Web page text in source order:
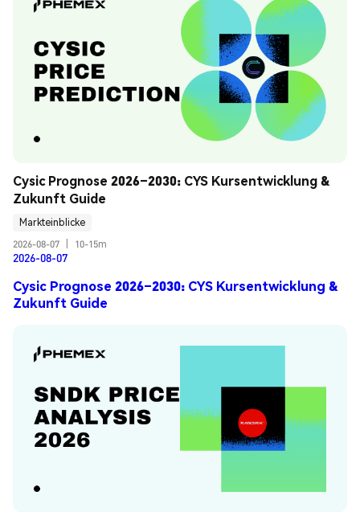
Cysic Prognose 2026–2030: CYS Kursentwicklung &
Zukunft Guide
Markteinblicke
2026-08-07
10-15m
2026-08-07
Cysic Prognose 2026–2030: CYS Kursentwicklung &
Zukunft Guide